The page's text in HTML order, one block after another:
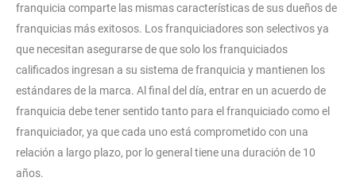
franquicia comparte las mismas características de sus dueños de
franquicias más exitosos. Los franquiciadores son selectivos ya
que necesitan asegurarse de que solo los franquiciados
calificados ingresan a su sistema de franquicia y mantienen los
estándares de la marca. Al final del día, entrar en un acuerdo de
franquicia debe tener sentido tanto para el franquiciado como el
franquiciador, ya que cada uno está comprometido con una
relación a largo plazo, por lo general tiene una duración de 10
años.